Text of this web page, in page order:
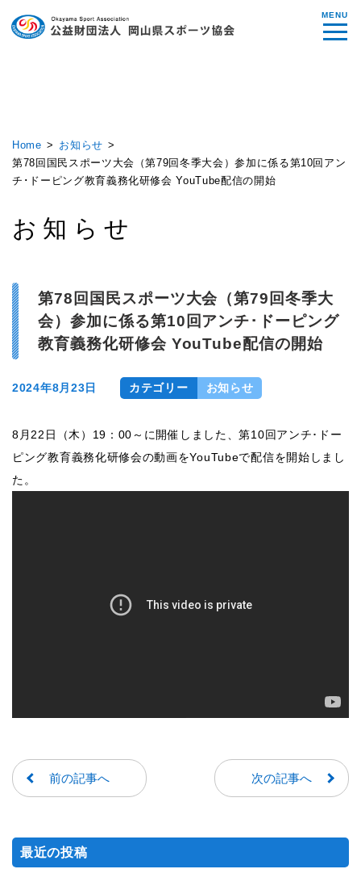
MENU
Home
お知らせ
第78回国民スポーツ大会（第79回冬季大会）参加に係る第10回アン
チ･ドーピング教育義務化研修会 YouTube配信の開始
お知らせ
第78回国民スポーツ大会（第79回冬季大
会）参加に係る第10回アンチ･ドーピング
教育義務化研修会 YouTube配信の開始
2024年8月23日 カテゴリー お知らせ
8月22日（木）19：00～に開催しました、第10回アンチ･ドー
ピング教育義務化研修会の動画をYouTubeで配信を開始しまし
た。
前の記事へ 次の記事へ
最近の投稿